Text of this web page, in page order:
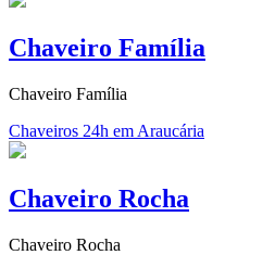
Chaveiro Família
Chaveiro Família
Chaveiros 24h em Araucária
Chaveiro Rocha
Chaveiro Rocha